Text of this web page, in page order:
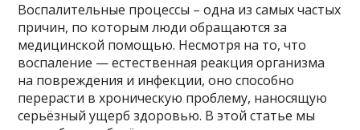
Воспалительные процессы – одна из самых частых
причин, по которым люди обращаются за
медицинской помощью. Несмотря на то, что
воспаление — естественная реакция организма
на повреждения и инфекции, оно способно
перерасти в хроническую проблему, наносящую
серьёзный ущерб здоровью. В этой статье мы